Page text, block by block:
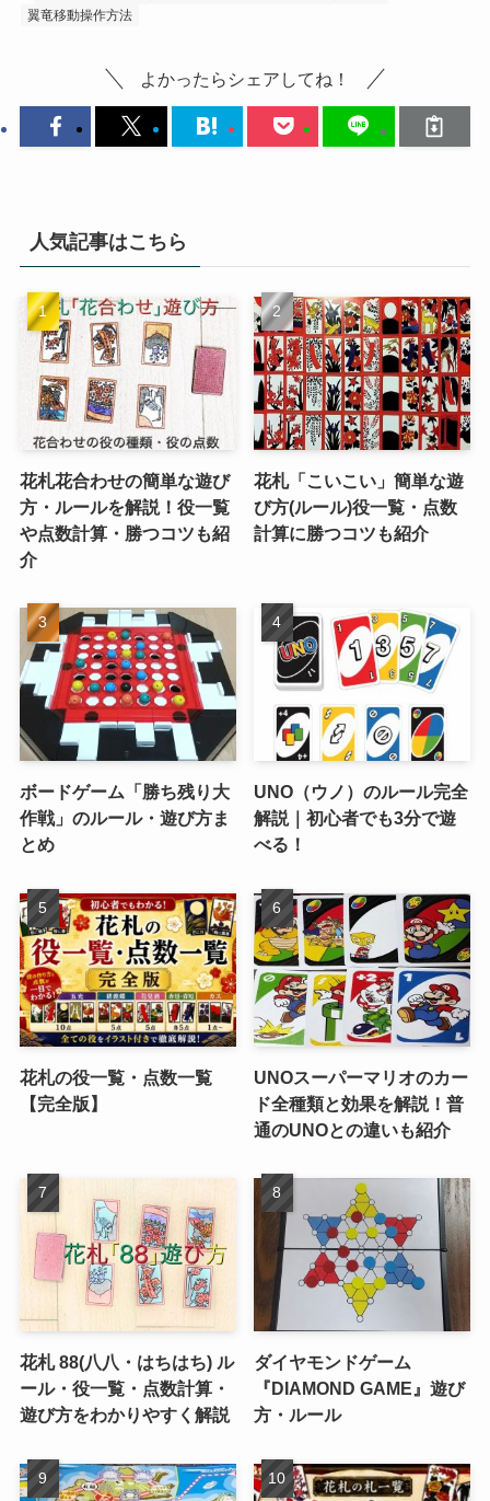
翼竜移動操作方法
よかったらシェアしてね！
人気記事はこちら
花札花合わせの簡単な遊び
方・ルールを解説！役一覧
や点数計算・勝つコツも紹
介
花札「こいこい」簡単な遊
び方(ルール)役一覧・点数
計算に勝つコツも紹介
ボードゲーム「勝ち残り大
作戦」のルール・遊び方ま
とめ
UNO（ウノ）のルール完全
解説｜初心者でも3分で遊
べる！
花札の役一覧・点数一覧
【完全版】
UNOスーパーマリオのカー
ド全種類と効果を解説！普
通のUNOとの違いも紹介
花札 88(八八・はちはち) ル
ール・役一覧・点数計算・
遊び方をわかりやすく解説
ダイヤモンドゲーム
『DIAMOND GAME』遊び
方・ルール